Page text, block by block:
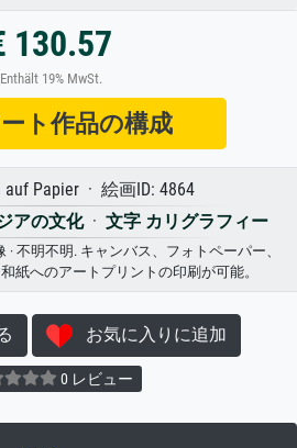
130.57
Enthält 19% MwSt.
ト作品の構成
Papier · 絵画ID: 4864
アの文化· 文字 カリグラフィー
不明不明. キャンバス、フォトペーパー、
紙へのアートプリントの印刷が可能。
お気に入りに追加
0 レビュー